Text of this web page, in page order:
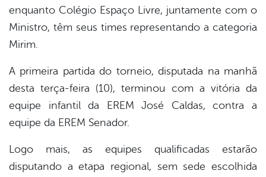
enquanto Colégio Espaço Livre, juntamente com o
Ministro, têm seus times representando a categoria
Mirim.
A primeira partida do torneio, disputada na manhã
desta terça-feira (10), terminou com a vitória da
equipe infantil da EREM José Caldas, contra a
equipe da EREM Senador.
Logo mais, as equipes qualificadas estarão
disputando a etapa regional, sem sede escolhida